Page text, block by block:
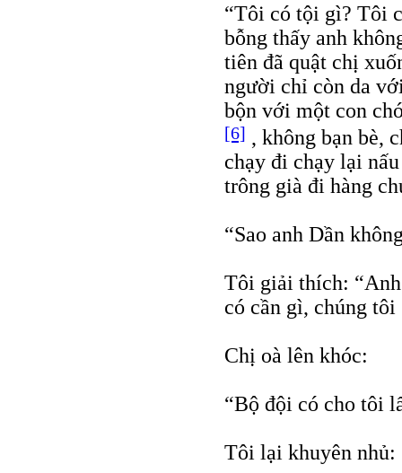
“Tôi có tội gì? Tôi
bỗng thấy anh
tiên đã quật chị
người chỉ còn da
bộn với một con
[6] , không bạn bè,
chạy đi chạy lại
trông già đi hàng
“Sao anh Dần
Tôi giải thích:
có cần gì, chúng tôi
Chị oà lên khóc:
“Bộ đội có cho tôi
Tôi lại khuyên nhủ: